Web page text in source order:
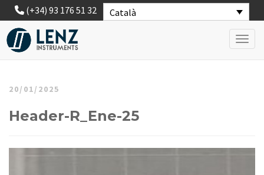
Català
(+34) 93 176 51 32
20/01/2025
Header-R_Ene-25